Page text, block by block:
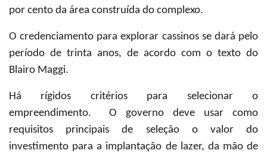
por cento da área construída do complexo.
O credenciamento para explorar cassinos se dará pelo
período de trinta anos, de acordo com o texto do
Blairo Maggi.
Há rígidos critérios para selecionar o
empreendimento. O governo deve usar como
requisitos principais de seleção o valor do
investimento para a implantação de lazer, da mão de